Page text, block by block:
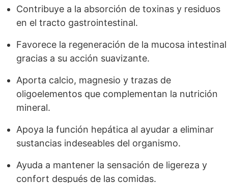
Contribuye a la absorción de toxinas y residuos
en el tracto gastrointestinal.
Favorece la regeneración de la mucosa intestinal
gracias a su acción suavizante.
Aporta calcio, magnesio y trazas de
oligoelementos que complementan la nutrición
mineral.
Apoya la función hepática al ayudar a eliminar
sustancias indeseables del organismo.
Ayuda a mantener la sensación de ligereza y
confort después de las comidas.